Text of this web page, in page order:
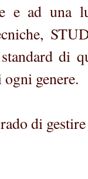
e ad una
di
genere.
di